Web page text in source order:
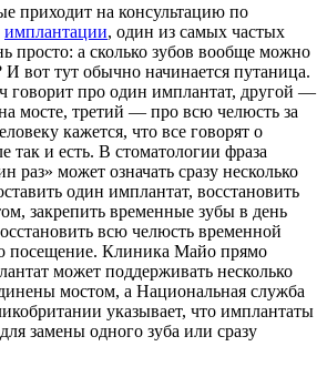
приходит на консультацию по
имплантации, один из самых частых
просто: а сколько зубов вообще можно
И вот тут обычно начинается путаница.
говорит про один имплантат, другой —
мосте, третий — про всю челюсть за
кажется, что все говорят о
так и есть. В стоматологии фраза
раз» может означать сразу несколько
один имплантат, восстановить
закрепить временные зубы в день
всю челюсть временной
посещение. Клиника Майо прямо
может поддерживать несколько
мостом, а Национальная служба
указывает, что имплантаты
замены одного зуба или сразу